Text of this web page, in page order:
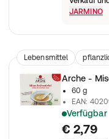
JARMINO
Lebensmittel
Arche -
60 g
EAN:
Verfügbar
Arche - Miso-
€ 2,79